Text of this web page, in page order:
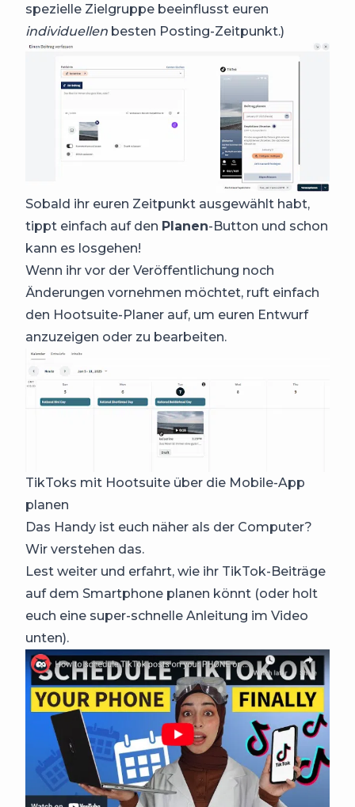
spezielle Zielgruppe beeinflusst euren
individuellen besten Posting-Zeitpunkt.)
Sobald ihr euren Zeitpunkt ausgewählt habt,
tippt einfach auf den Planen-Button und schon
kann es losgehen!
Wenn ihr vor der Veröffentlichung noch
Änderungen vornehmen möchtet, ruft einfach
den Hootsuite-Planer auf, um euren Entwurf
anzuzeigen oder zu bearbeiten.
TikToks mit Hootsuite über die Mobile-App
planen
Das Handy ist euch näher als der Computer?
Wir verstehen das.
Lest weiter und erfahrt, wie ihr TikTok-Beiträge
auf dem Smartphone planen könnt (oder holt
euch eine super-schnelle Anleitung im Video
unten).